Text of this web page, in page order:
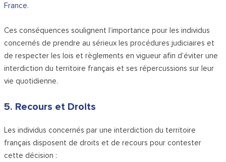
France.
Ces conséquences soulignent l’importance pour les individus
concernés de prendre au sérieux les procédures judiciaires et
de respecter les lois et règlements en vigueur afin d’éviter une
interdiction du territoire français et ses répercussions sur leur
vie quotidienne.
5. Recours et Droits
Les individus concernés par une interdiction du territoire
français disposent de droits et de recours pour contester
cette décision :